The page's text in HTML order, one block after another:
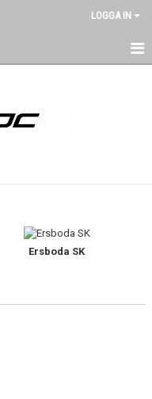
LOGGA IN
Ersboda SK